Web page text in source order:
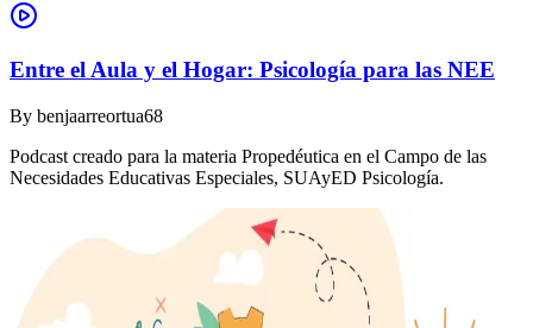
Entre el Aula y el Hogar: Psicología para las NEE
By benjaarreortua68
Podcast creado para la materia Propedéutica en el Campo de las
Necesidades Educativas Especiales, SUAyED Psicología.